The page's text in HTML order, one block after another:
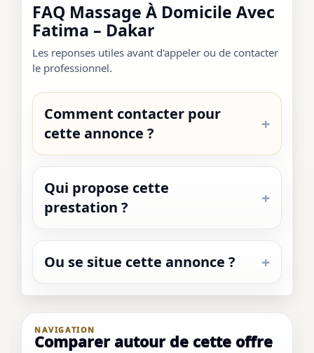
FAQ Massage À Domicile Avec
Fatima – Dakar
Les reponses utiles avant d'appeler ou de contacter
le professionnel.
Comment contacter pour
cette annonce ?
Qui propose cette
prestation ?
Ou se situe cette annonce ?
NAVIGATION
Comparer autour de cette offre